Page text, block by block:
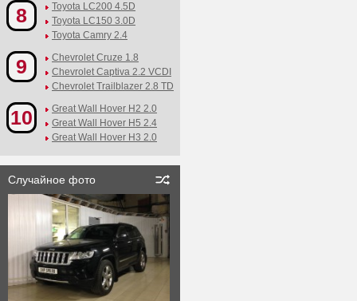
8
Toyota LC200 4.5D
Toyota LC150 3.0D
Toyota Camry 2.4
9
Chevrolet Cruze 1.8
Chevrolet Captiva 2.2 VCDI
Chevrolet Trailblazer 2.8 TD
10
Great Wall Hover H2 2.0
Great Wall Hover H5 2.4
Great Wall Hover H3 2.0
Случайное фото